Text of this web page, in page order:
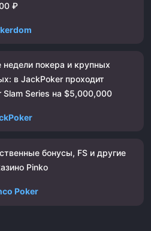
₽
покера и крупных
в JackPoker проходит
Slam Series на $5,000,000
бонусы, FS и другие
Pinko
Poker